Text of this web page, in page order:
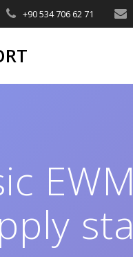
+90 534 706 62 71